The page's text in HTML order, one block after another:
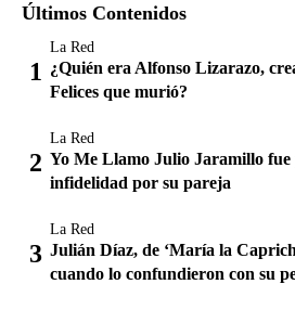
Últimos Contenidos
La Red
¿Quién era Alfonso Lizarazo,
Felices que murió?
La Red
Yo Me Llamo Julio Jaramillo fue
infidelidad por su pareja
La Red
Julián Díaz, de ‘María la
cuando lo confundieron con su